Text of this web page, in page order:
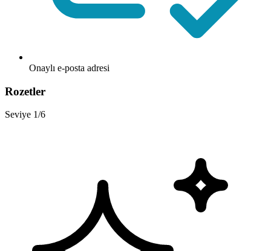
Onaylı e-posta adresi
Rozetler
Seviye 1/6